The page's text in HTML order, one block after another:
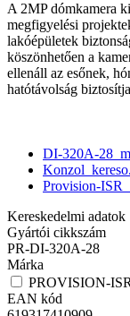
A 2MP dómkamera
megfigyelési
lakóépületek
köszönhetően a
ellenáll az esőnek,
hatótávolság
DI-320A-
Provision-
Kereskedelmi adatok
Gyártói cikkszám
PR-DI-320A-28
Márka
PROVISION-ISR
EAN kód